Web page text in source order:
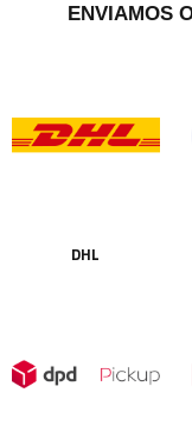
ENVIAMOS
DHL